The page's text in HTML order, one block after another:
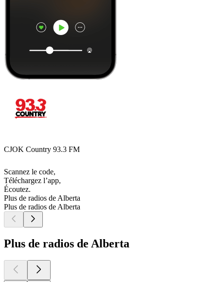
CJOK Country 93.3 FM
Scannez le code,
Téléchargez l’app,
Écoutez.
Plus de radios de Alberta
Plus de radios de Alberta
Plus de radios de Alberta